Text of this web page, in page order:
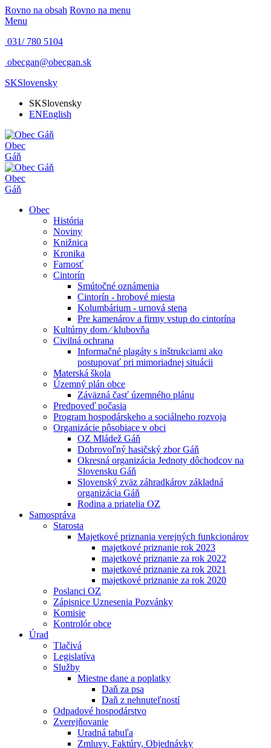
Rovno na obsah Rovno na menu
Menu
031/ 780 5104
obecgan@obecgan.sk
SKSlovensky
SKSlovensky
ENEnglish
Obec
Gáň
Obec
Gáň
Obec
História
Noviny
Knižnica
Kronika
Farnosť
Cintorín
Smútočné oznámenia
Cintorín - hrobové miesta
Kolumbárium - urnová stena
Pre kamenárov a firmy vstup do cintorína
Kultúrny dom ⁄ klubovňa
Civilná ochrana
Informačné plagáty s inštrukciami ako
postupovať pri mimoriadnej situácii
Materská škola
Územný plán obce
Záväzná časť územného plánu
Predpoveď počasia
Program hospodárskeho a sociálneho rozvoja
Organizácie pôsobiace v obci
OZ Mládež Gáň
Dobrovoľný hasičský zbor Gáň
Okresná organizácia Jednoty dôchodcov na
Slovensku Gáň
Slovenský zväz záhradkárov základná
organizácia Gáň
Rodina a priatelia OZ
Samospráva
Starosta
Majetkové priznania verejných funkcionárov
majetkové priznanie rok 2023
majetkové priznanie za rok 2022
majetkové priznanie za rok 2021
majetkové priznanie za rok 2020
Poslanci OZ
Zápisnice Uznesenia Pozvánky
Komisie
Kontrolór obce
Úrad
Tlačivá
Legislatíva
Služby
Miestne dane a poplatky
Daň za psa
Daň z nehnuteľností
Odpadové hospodárstvo
Zverejňovanie
Uradná tabuľa
Zmluvy, Faktúry, Objednávky